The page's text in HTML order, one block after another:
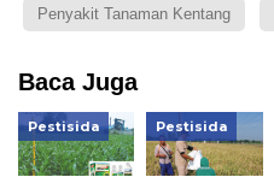
Penyakit Tanaman Kentang
Baca Juga
Pestisida Pestisida